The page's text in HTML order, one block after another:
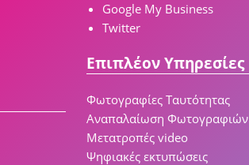
Google My Business
Twitter
Επιπλέον Υπηρεσίες
Φωτογραφίες Ταυτότητας
Αναπαλαίωση Φωτογραφιών
Μετατροπές video
Ψηφιακές εκτυπώσεις